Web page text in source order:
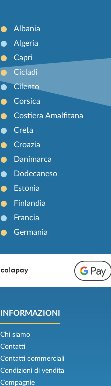
Albania
Algeria
Capri
Cicladi
Cilento
Corsica
Costiera Amalfitana
Creta
Croazia
Danimarca
Dodecaneso
Estonia
Finlandia
Francia
Germania
INFORMAZIONI
Chi siamo
Contatti
Contatti commerciali
Condizioni di vendita
Compagnie